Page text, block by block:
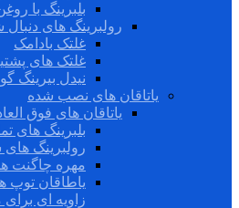
بلبرینگ با
رولبرینگ های دنبال
غلتک بادامک
غلتک های
نیدل بیرینگ
یاتاقان های نصب شده
یاتاقان های فوق
بلبرینگ های
رولبرینگ
مهره چاگنت
یاطاقان
زاویه ای